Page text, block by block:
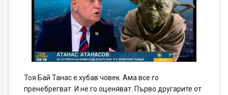
Тоя Бай Танас е хубав човек. Ама все го
пренебрегват. И не го оценяват. Първо другарите от